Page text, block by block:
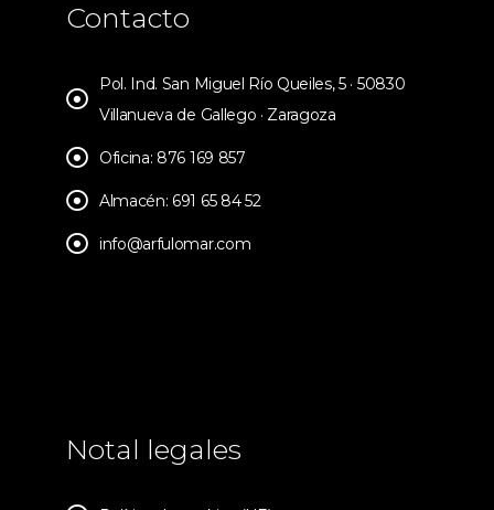
Contacto
Pol. Ind. San Miguel Río Queiles, 5 · 50830
Villanueva de Gallego · Zaragoza
Oficina: 876 169 857
Almacén: 691 65 84 52
info@arfulomar.com
Notal legales